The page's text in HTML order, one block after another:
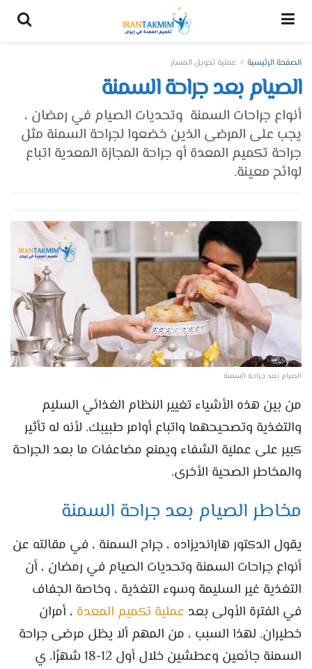
الصفحة الرئيسية عملية تحويل المسار
الصيام بعد جراحة السمنة
أنواع جراحات السمنة وتحديات الصيام في رمضان ،
يجب على المرضى الذين خضعوا لجراحة السمنة مثل
جراحة تكميم المعدة أو جراحة المجازة المعدية اتباع
لوائح معينة.
الصيام بعد جراحة السمنة
من بين هذه الأشياء تغيير النظام الغذائي السليم
والتغذية وتصحيحهما واتباع أوامر طبيبك. لأنه له تأثير
كبير على عملية الشفاء ويمنع مضاعفات ما بعد الجراحة
والمخاطر الصحية الأخرى.
مخاطر الصيام بعد جراحة السمنة
يقول الدكتور هارانديزاده ، جراح السمنة ، في مقالته عن
أنواع جراحات السمنة وتحديات الصيام في رمضان ، أن
التغذية غير السليمة وسوء التغذية ، وخاصة الجفاف
في الفترة الأولى بعد عملية تكميم المعدة ، أمران
خطيران. لهذا السبب ، من المهم ألا يظل مرضى جراحة
السمنة جائعين وعطشين خلال أول 12-18 شهرًا. ي